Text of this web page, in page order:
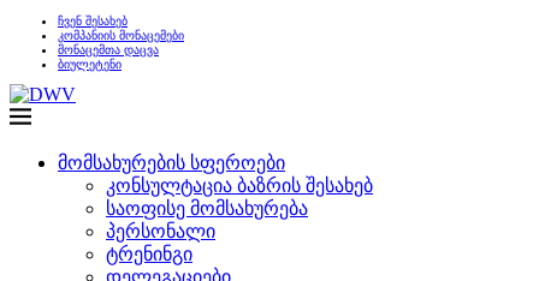
ჩვენ შესახებ
კომპანიის მონაცემები
მონაცემთა დაცვა
ბიულეტენი
მომსახურების სფეროები
კონსულტაცია ბაზრის შესახებ
საოფისე მომსახურება
პერსონალი
ტრენინგი
დელეგაციები